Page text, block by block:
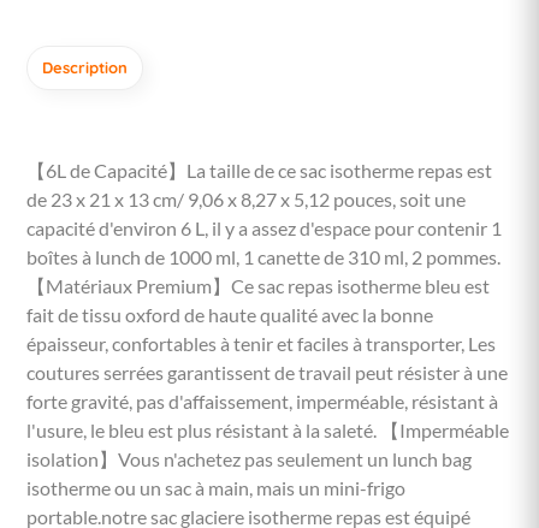
Description
【6L de Capacité】La taille de ce sac isotherme repas est
de 23 x 21 x 13 cm/ 9,06 x 8,27 x 5,12 pouces, soit une
capacité d'environ 6 L, il y a assez d'espace pour contenir 1
boîtes à lunch de 1000 ml, 1 canette de 310 ml, 2 pommes.
【Matériaux Premium】Ce sac repas isotherme bleu est
fait de tissu oxford de haute qualité avec la bonne
épaisseur, confortables à tenir et faciles à transporter, Les
coutures serrées garantissent de travail peut résister à une
forte gravité, pas d'affaissement, imperméable, résistant à
l'usure, le bleu est plus résistant à la saleté. 【Imperméable
isolation】Vous n'achetez pas seulement un lunch bag
isotherme ou un sac à main, mais un mini-frigo
portable.notre sac glaciere isotherme repas est équipé